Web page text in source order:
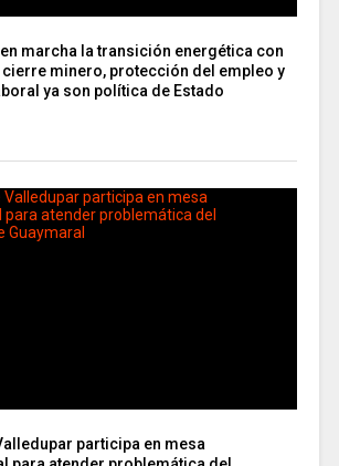
marcha la transición energética con
minero, protección del empleo y
ya son política de Estado
participa en mesa